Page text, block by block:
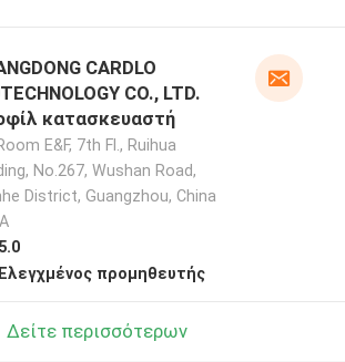
CARDLO
CO., LTD.
κατασκευαστή
E&F, 7th Fl., Ruihua
No.267, Wushan Road,
District, Guangzhou, China
5.0
Ελεγχμένος προμηθευτής
Δείτε περισσότερων